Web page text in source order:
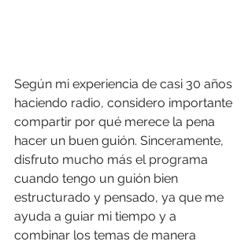
Según mi experiencia de casi 30 años
haciendo radio, considero importante
compartir por qué merece la pena
hacer un buen guión. Sinceramente,
disfruto mucho más el programa
cuando tengo un guión bien
estructurado y pensado, ya que me
ayuda a guiar mi tiempo y a
combinar los temas de manera